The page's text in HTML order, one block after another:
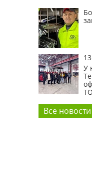
У
Все новости